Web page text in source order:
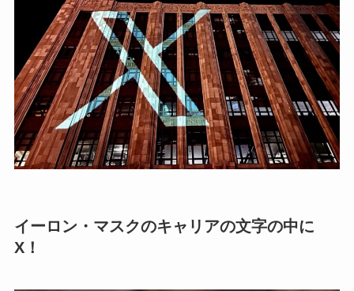
イーロン・マスクのキャリアの文字の中に
X！